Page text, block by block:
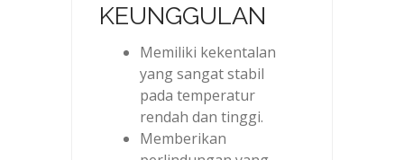
KEUNGGULAN
Memiliki kekentalan
yang sangat stabil
pada temperatur
rendah dan tinggi.
Memberikan